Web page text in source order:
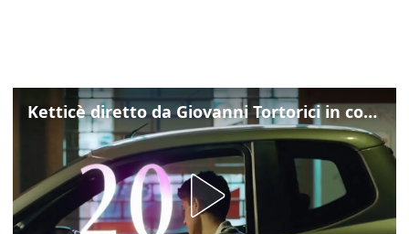
Ketticè diretto da Giovanni Tortorici in concorso al Locarno Film Festival